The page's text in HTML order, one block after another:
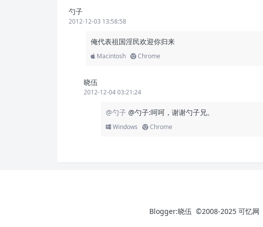
勺子
2012-12-03 13:58:58
俺代表祖国淫民欢迎你归来
Macintosh Chrome
晓伍
2012-12-04 03:21:24
@勺子 @勺子:呵呵，谢谢勺子兄。
Windows Chrome
Blogger:晓伍 ©2008-2025 可忆网